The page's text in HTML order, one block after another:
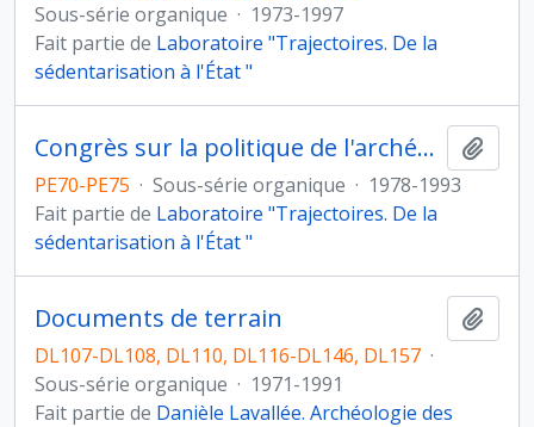
Sous-série organique · 1973-1997
Fait partie de Laboratoire "Trajectoires. De la
sédentarisation à l'État "
Congrès sur la politique de l'archéologie nationale
PE70-PE75 · Sous-série organique · 1978-1993
Fait partie de Laboratoire "Trajectoires. De la
sédentarisation à l'État "
Documents de terrain
DL107-DL108, DL110, DL116-DL146, DL157 ·
Sous-série organique · 1971-1991
Fait partie de Danièle Lavallée. Archéologie des